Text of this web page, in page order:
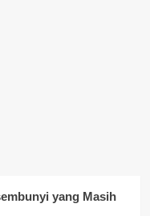
yang Masih